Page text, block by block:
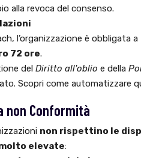
alla revoca del consenso.
l’organizzazione è obbligata a
72 ore.
del Diritto all'oblio e della
Scopri come automatizzare
Conformità
non rispettino le
elevate: